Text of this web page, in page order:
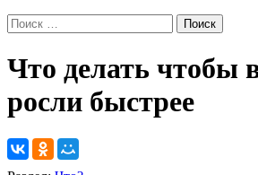
Что делать чтобы
росли быстрее